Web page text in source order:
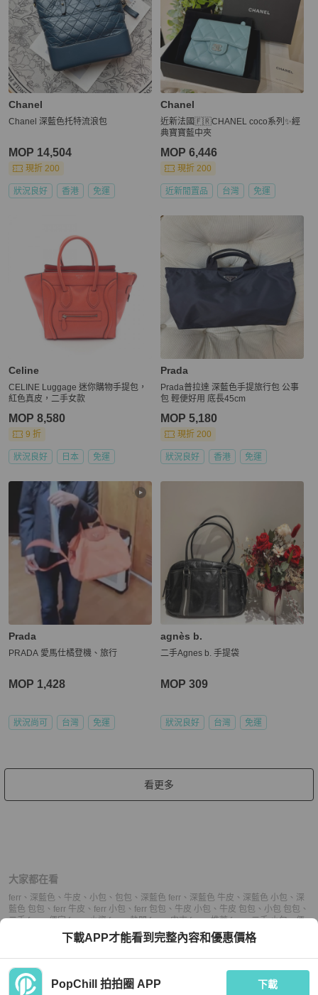
Chanel
Chanel 深藍色托特流浪包
MOP 14,504
現折 200
狀況良好 香港 免運
Chanel
近新法國🇫🇷CHANEL coco系列✨經
典寶寶藍中夾
MOP 6,446
現折 200
近新閒置品 台灣 免運
Celine
CELINE Luggage 迷你購物手提包，
紅色真皮，二手女款
MOP 8,580
9 折
狀況良好 日本 免運
Prada
Prada普拉達 深藍色手提旅行包 公事
包 輕便好用 底長45cm
MOP 5,180
現折 200
狀況良好 香港 免運
Prada
PRADA 愛馬仕橘登機、旅行
MOP 1,428
狀況尚可 台灣 免運
agnès b.
二手Agnes b. 手提袋
MOP 309
狀況良好 台灣 免運
看更多
大家都在看
ferr 、 深藍色 、 牛皮 、 小包 、 包包 、 深藍色 ferr 、 深藍色 牛皮 、 深藍色 小包 、 深
藍色 包包 、 ferr 牛皮 、 ferr 小包 、 ferr 包包 、 牛皮 小包 、 牛皮 包包 、 小包 包包 、
二手 ferr、便宜 ferr、小資 ferr、熱門 ferr、中古 ferr、推薦 ferr、二手 小包、便
小資 小包、熱門 小包、中古 小包、 推薦 小包、二手 包包
、 熱門 包包 、中古 包包、推薦 包包
下載APP才能看到完整內容和優惠價格
PopChill 拍拍圈 APP 下載